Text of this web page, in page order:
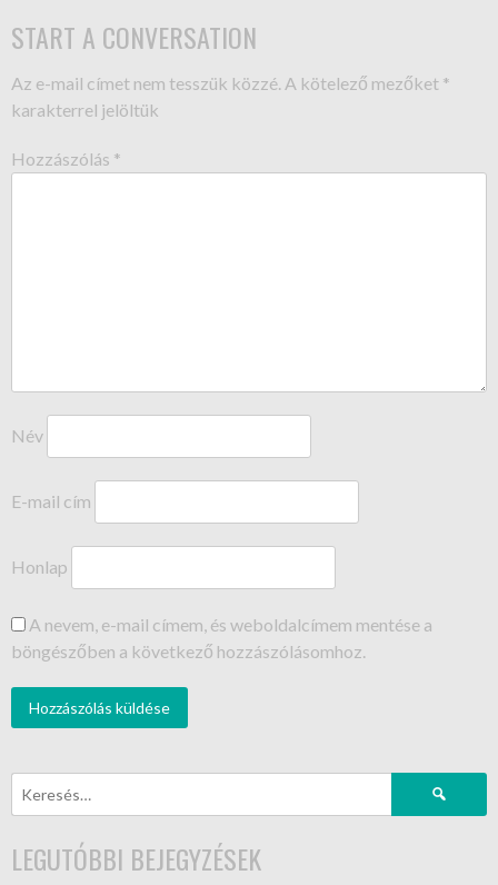
START A CONVERSATION
Az e-mail címet nem tesszük közzé. A kötelező mezőket *
karakterrel jelöltük
Hozzászólás *
Név
E-mail cím
Honlap
A nevem, e-mail címem, és weboldalcímem mentése a
böngészőben a következő hozzászólásomhoz.
LEGUTÓBBI BEJEGYZÉSEK